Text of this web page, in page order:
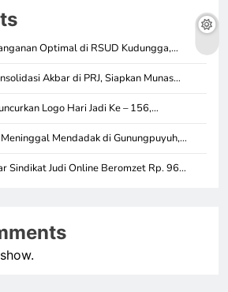
Optimal di RSUD Kudungga,…
Akbar di PRJ, Siapkan Munas…
Logo Hari Jadi Ke – 156,…
Mendadak di Gunungpuyuh,…
Sindikat Judi Online Beromzet Rp. 96…